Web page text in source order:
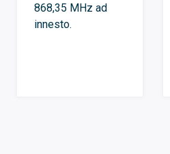
868,35 MHz ad
innesto.